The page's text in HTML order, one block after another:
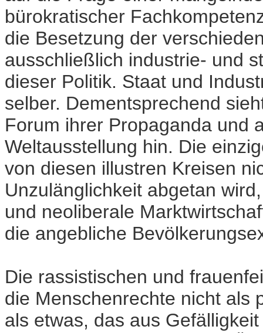
bürokratischer
die Besetzung der
ausschließlich industrie- und
dieser Politik. Staat und
selber. Dementsprechend
Forum ihrer Propaganda und
Weltausstellung hin. Die
von diesen illustren Kreisen
Unzulänglichkeit abgetan
und neoliberale
die angebliche
Die rassistischen und
die Menschenrechte nicht als
als etwas, das aus